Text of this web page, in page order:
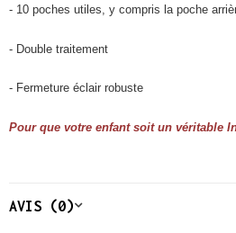
- 10 poches utiles, y compris la poche
- Double traitement
- Fermeture éclair robuste
Pour que votre enfant soit un véritable
AVIS (0)